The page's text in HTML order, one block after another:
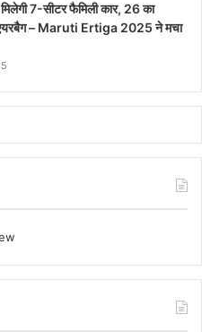
7-सीटर फैमिली कार, 26 का
– Maruti Ertiga 2025 ने मचा